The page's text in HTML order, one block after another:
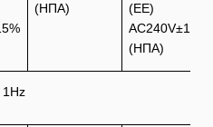
(ΗΠΑ)
(ΕΕ)
AC240V±15%
(ΗΠΑ)